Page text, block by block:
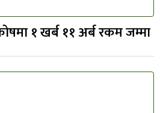
१ खर्ब ११ अर्ब रकम जम्मा